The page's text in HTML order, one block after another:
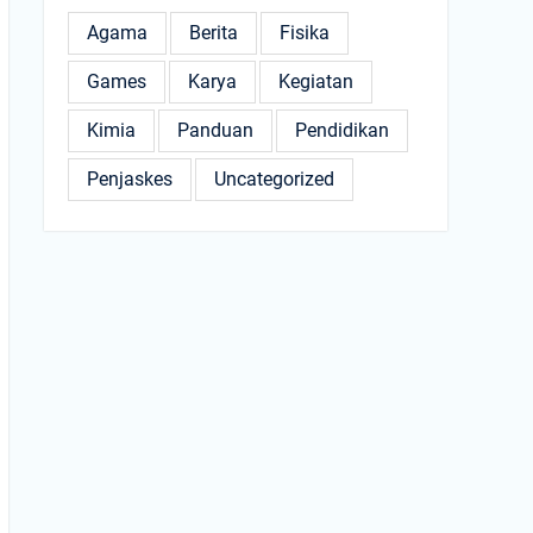
Agama Berita Fisika
Games Karya Kegiatan
Kimia Panduan Pendidikan
Penjaskes Uncategorized